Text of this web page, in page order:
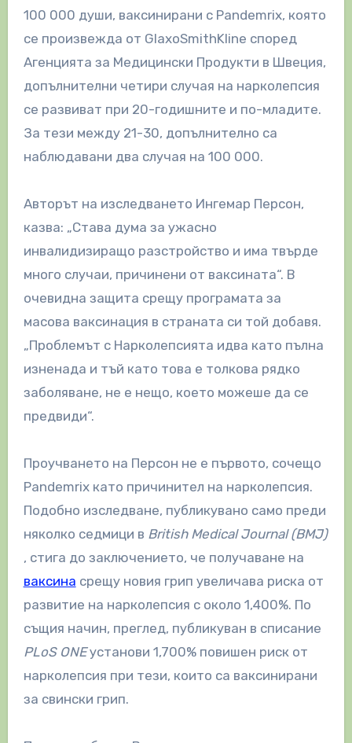
100 000 души, ваксинирани с Pandemrix, която
се произвежда от GlaxoSmithKline според
Агенцията за Медицински Продукти в Швеция,
допълнителни четири случая на нарколепсия
се развиват при 20-годишните и по-младите.
За тези между 21-30, допълнително са
наблюдавани два случая на 100 000.
Aвторът на изследването Ингемар Персон,
казва: „Става дума за ужасно
инвалидизиращо разстройство и има твърде
много случаи, причинени от ваксината“. В
очевидна защита срещу програмата за
масова ваксинация в страната си той добавя.
„Проблемът с Нарколепсията идва като пълна
изненада и тъй като това е толкова рядко
заболяване, не е нещо, което можеше да се
предвиди“.
Проучването на Персон не е първото, сочещо
Pandemrix като причинител на нарколепсия.
Подобно изследване, публикувано само преди
няколко седмици в British Medical Journal (BMJ)
, стига до заключението, че получаване на
ваксина срещу новия грип увеличава риска от
развитие на нарколепсия с около 1,400%. По
същия начин, преглед, публикуван в списание
PLoS ONEустанови 1,700% повишен риск от
нарколепсия при тези, които са ваксинирани
за свински грип.